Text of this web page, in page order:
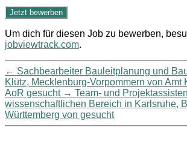
Um dich für diesen Job zu bewerben,
jobviewtrack.com.
← Sachbearbeiter Bauleitplanung und
Klütz, Mecklenburg-Vorpommern von Amt
AoR gesucht → Team- und
wissenschaftlichen Bereich in Karlsruhe,
Württemberg von gesucht